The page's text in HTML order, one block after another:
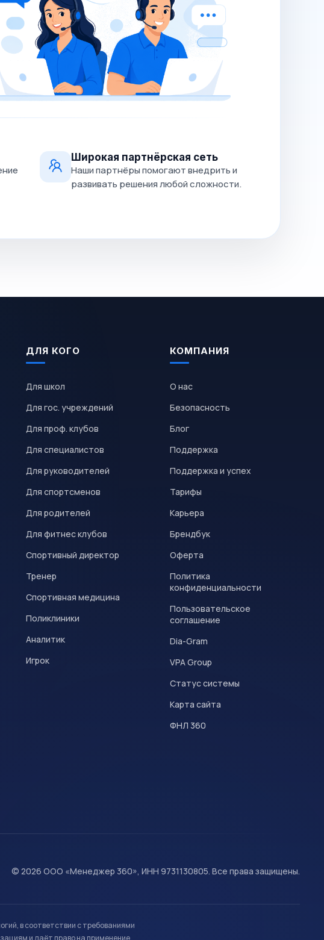
Широкая партнёрская сеть
Наши партнёры помогают внедрить и
развивать решения любой сложности.
ДЛЯ КОГО
Для школ
Для гос. учреждений
Для проф. клубов
Для специалистов
Для руководителей
Для спортсменов
Для родителей
Для фитнес клубов
Спортивный директор
Тренер
Спортивная медицина
Поликлиники
Аналитик
Игрок
КОМПАНИЯ
О нас
Безопасность
Блог
Поддержка
Поддержка и успех
Тарифы
Карьера
Брендбук
Оферта
Политика
конфиденциальности
Пользовательское
соглашение
Dia-Gram
VPA Group
Статус системы
Карта сайта
ФНЛ 360
© 2026 ООО «Менеджер 360», ИНН 9731130805. Все права защищены.
в соответствии с требованиями
и даёт право на применение